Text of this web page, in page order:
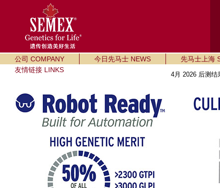
公司 COMPANY 今日先马士 NEWS
先马士上海
友情链接 LINKS
4月 2026 后测